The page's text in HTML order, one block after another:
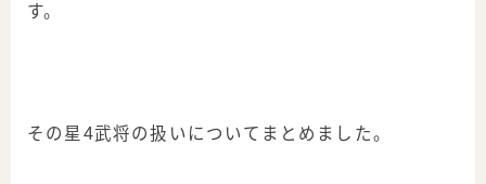
す。
その星4武将の扱いについてまとめました。